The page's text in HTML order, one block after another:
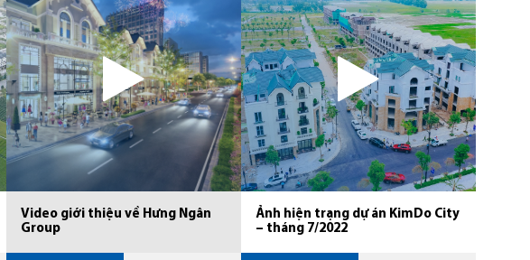
Video giới thiệu về Hưng Ngân
Group
Ảnh hiện trạng dự án KimDo City
– tháng 7/2022